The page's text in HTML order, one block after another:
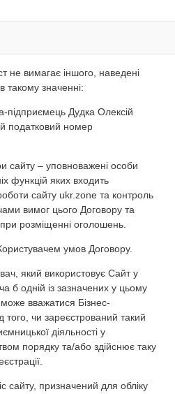
не вимагає іншого, наведені
такому значенні:
підприємець Дудка Олексій
податковий номер
сайту – уповноважені особи
функцій яких входить
сайту ukr.zone та контроль
вимог цього Договору та
розміщенні оголошень.
умов Договору.
який використовує Сайт у
б одній із зазначених у цьому
вважатися Бізнес-
того, чи зареєстрований такий
діяльності у
порядку та/або здійснює таку
сайту, призначений для обліку